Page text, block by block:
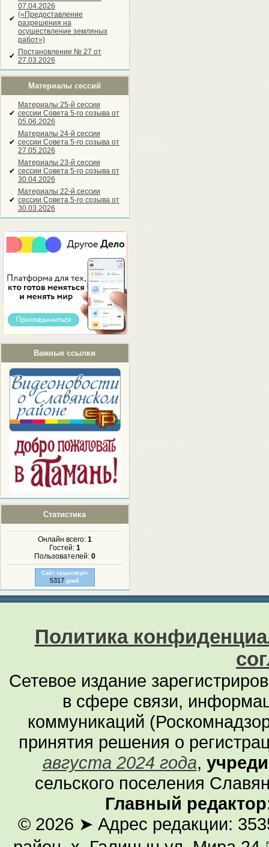
✔
07.04.2026
(«Предоставление
разрешения на
осуществление земляных
работ»)
✔ Постановление № 27 от
27.03.2026
Материалы сессий
✔
Материалы 25-й сессии
сессии Совета 5-го созыва от
05.06.2026
✔
Материалы 24-й сессии
сессии Совета 5-го созыва от
27.05.2026
✔
Материалы 23-й сессии
сессии Совета 5-го созыва от
30.04.2026
✔
Материалы 22-й сессии
сессии Совета 5-го созыва от
30.03.2026
Важные ссылки
Статистика
Онлайн всего: 1
Гостей: 1
Пользователей: 0
Сайт существует
5317 дней
Политика
Сетевое издание
в сфере связи,
коммуникаций
принятия решения о
августа 2024 года,
сельского поселения
Главный
© 2026 ➤ Адрес редакции: